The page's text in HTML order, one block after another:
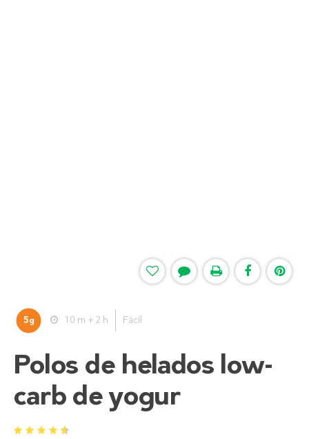
5g 10 m + 2 h Fácil
Polos de helados low-
carb de yogur
1 2 3 4 5